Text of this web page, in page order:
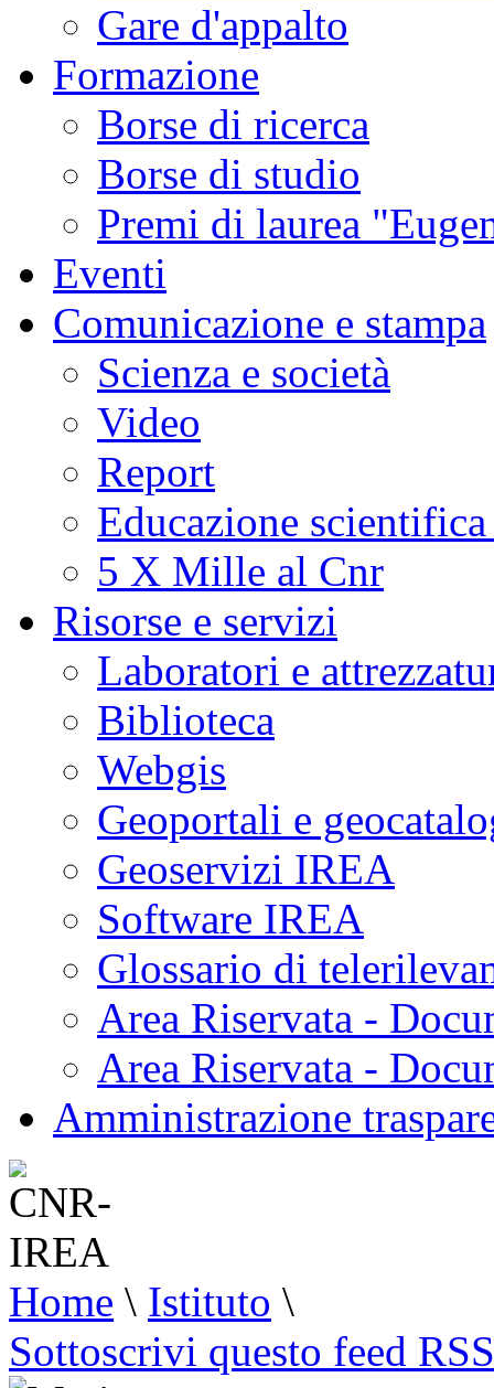
Gare d'appalto
Formazione
Borse di ricerca
Borse di studio
Premi di laurea
Eventi
Comunicazione e stampa
Scienza e società
Video
Report
Educazione
5 X Mille al Cnr
Risorse e servizi
Laboratori e
Biblioteca
Webgis
Geoportali e
Geoservizi IREA
Software IREA
Glossario di
Area Riservata -
Area Riservata -
Amministrazione
Home \ Istituto \
Sottoscrivi questo feed RSS